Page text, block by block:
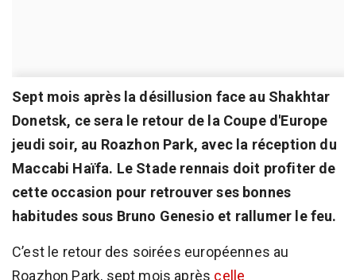
Sept mois après la désillusion face au Shakhtar
Donetsk, ce sera le retour de la Coupe d'Europe
jeudi soir, au Roazhon Park, avec la réception du
Maccabi Haïfa. Le Stade rennais doit profiter de
cette occasion pour retrouver ses bonnes
habitudes sous Bruno Genesio et rallumer le feu.
C’est le retour des soirées européennes au
Roazhon Park, sept mois après celle